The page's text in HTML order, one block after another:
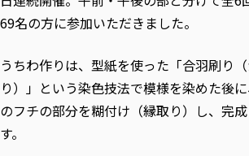
情報公開規程
総合福祉学研究科 社会福祉学専攻 修士
総合福祉学研究科 福祉心理学専攻 修士
教育学研究科 教育学専攻 修士課程
通信教育部
通信制大学院 総合福祉学研究科 福祉心理
その他の就学機会
東北福祉大学求人・インターンシップ検
卒業後のキャリア支援体制
卒業生アンケート
よくあるご質問
東北福祉大学のDNA
在学生インタビュー
学生支援センター国際交流の活動
スタッフ紹介
ニュース一覧
研究紀要
東北福祉大学教育・教職センター特別支
芹沢銈介美術工芸館年報
東北福祉大学機関リポジトリ
産学・産学官連携
「高齢者のフレイル予防及びデジタル
高齢者施設特化型モジュラー車いす開発
学生参加 × 産学官連携 ～ 「行学一如」
社会貢献・地域連携活動
社会貢献への取り組み
社会貢献・地域連携活動報告書
生涯学習・社会人講座
月例TFU実学臨床研究セミナー
TFU教育フォーラム
施設利用
同窓会
69名の方に参加いただきました。
うちわ作りは、型紙を使った「合羽刷り
り）」という染色技法で模様を染めた後
のフチの部分を糊付け（縁取り）し、完
す。